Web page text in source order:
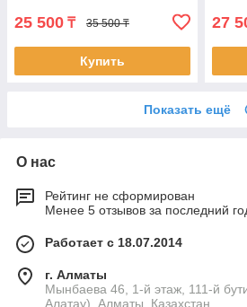
25 500 ₸ 35 500 ₸
Купить
27
Показать ещё
О нас
Рейтинг не сформирован
Менее 5 отзывов за последний
Работает с 18.07.2014
г. Алматы
Мынбаева 46, 1-й этаж, 111-й
Алатау), Алматы, Казахстан